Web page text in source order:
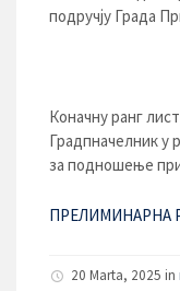
подручју Града
Коначну ранг
Градпначелник у
за подношење
ПРЕЛИМИНАРНА
20 Marta, 2025 in